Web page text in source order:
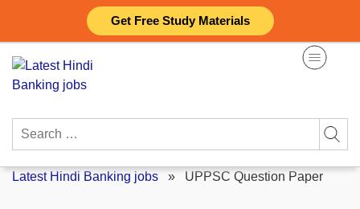
Get Free Study Materials
content
Search
Latest Hindi Banking jobs » UPPSC Question Paper